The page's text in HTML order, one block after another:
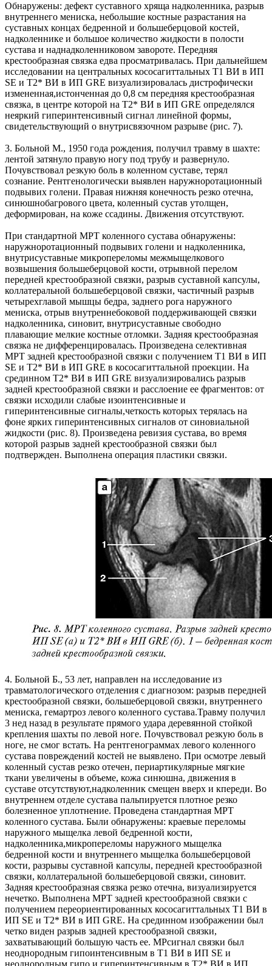
Обнаружены: дефект суставного хряща надколенника, разрыв
внутреннего мениска, небольшие костные разрастания на
суставных концах бедренной и большеберцовой костей,
надколеннике и большое количество жидкости в полости
сустава и наднадколенниковом завороте. Передняя
крестообразная связка едва просматривалась. При дальнейшем
исследовании на центральных кососагиттальных Т1 ВИ в ИП
SE и Т2* ВИ в ИП GRE визуализировалась дистрофически
измененная,истонченная до 0,8 см передняя крестообразная
связка, в центре которой на Т2* ВИ в ИП GRE определялся
неяркий гиперинтенсивный сигнал линейной формы,
свидетельствующий о внутрисвязочном разрыве (рис. 7).
3. Больной М., 1950 года рождения, получил травму в шахте:
лентой затянуло правую ногу под трубу и развернуло.
Почувствовал резкую боль в коленном суставе, терял
сознание. Рентгенологически выявлен наружноротационный
подвывих голени. Правая нижняя конечность резко отечна,
синюшнобагрового цвета, коленный сустав утолщен,
деформирован, на коже ссадины. Движения отсутствуют.
При стандартной МРТ коленного сустава обнаружены:
наружноротационный подвывих голени и надколенника,
внутрисуставные микропереломы межмыщелкового
возвышения большеберцовой кости, отрывной перелом
передней крестообразной связки, разрыв суставной капсулы,
коллатеральной большеберцовой связки, частичный разрыв
четырехглавой мышцы бедра, заднего рога наружного
мениска, отрыв внутреннебоковой поддерживающей связки
надколенника, синовит, внутрисуставные свободно
плавающие мелкие костные отломки. Задняя крестообразная
связка не дифференцировалась. Произведена селективная
МРТ задней крестообразной связки с получением Т1 ВИ в ИП
SE и Т2* ВИ в ИП GRE в кососагиттальной проекции. На
срединном Т2* ВИ в ИП GRE визуализировались разрыв
задней крестообразной связки и расслоение ее фрагментов: от
связки исходили слабые изоинтенсивные и
гиперинтенсивные сигналы,четкость которых терялась на
фоне ярких гиперинтенсивных сигналов от синовиальной
жидкости (рис. 8). Произведена ревизия сустава, во время
которой разрыв задней крестообразной связки был
подтвержден. Выполнена операция пластики связки.
4. Больной Б., 53 лет, направлен на исследование из
травматологического отделения с диагнозом: разрыв передней
крестообразной связки, большеберцовой связки, внутреннего
мениска, гемартроз левого коленного сустава.Травму получил
3 нед назад в результате прямого удара деревянной стойкой
крепления шахты по левой ноге. Почувствовал резкую боль в
ноге, не смог встать. На рентгенограммах левого коленного
сустава повреждений костей не выявлено. При осмотре левый
коленный сустав резко отечен, периартикулярные мягкие
ткани увеличены в объеме, кожа синюшна, движения в
суставе отсутствуют,надколенник смещен вверх и кпереди. Во
внутреннем отделе сустава пальпируется плотное резко
болезненное уплотнение. Проведена стандартная МРТ
коленного сустава. Были обнаружены: краевые переломы
наружного мыщелка левой бедренной кости,
надколенника,микропереломы наружного мыщелка
бедренной кости и внутреннего мыщелка большеберцовой
кости, разрывы суставной капсулы, передней крестообразной
связки, коллатеральной большеберцовой связки, синовит.
Задняя крестообразная связка резко отечна, визуализируется
нечетко. Выполнена МРТ задней крестообразной связки с
получением переориентированных кососагиттальных Т1 ВИ в
ИП SE и Т2* ВИ в ИП GRE. На cрединном изображении был
четко виден разрыв задней крестообразной связки,
захватывающий большую часть ее. МРсигнал связки был
неоднородным гипоинтенсивным в Т1 ВИ в ИП SE и